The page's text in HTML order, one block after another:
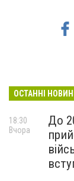
ОСТАННІ
До
18:30
Вчора